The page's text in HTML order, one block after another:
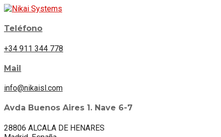
Teléfono
+34 911 344 778
Mail
info@nikaisl.com
Avda Buenos Aires 1. Nave 6-7
28806 ALCALA DE HENARES